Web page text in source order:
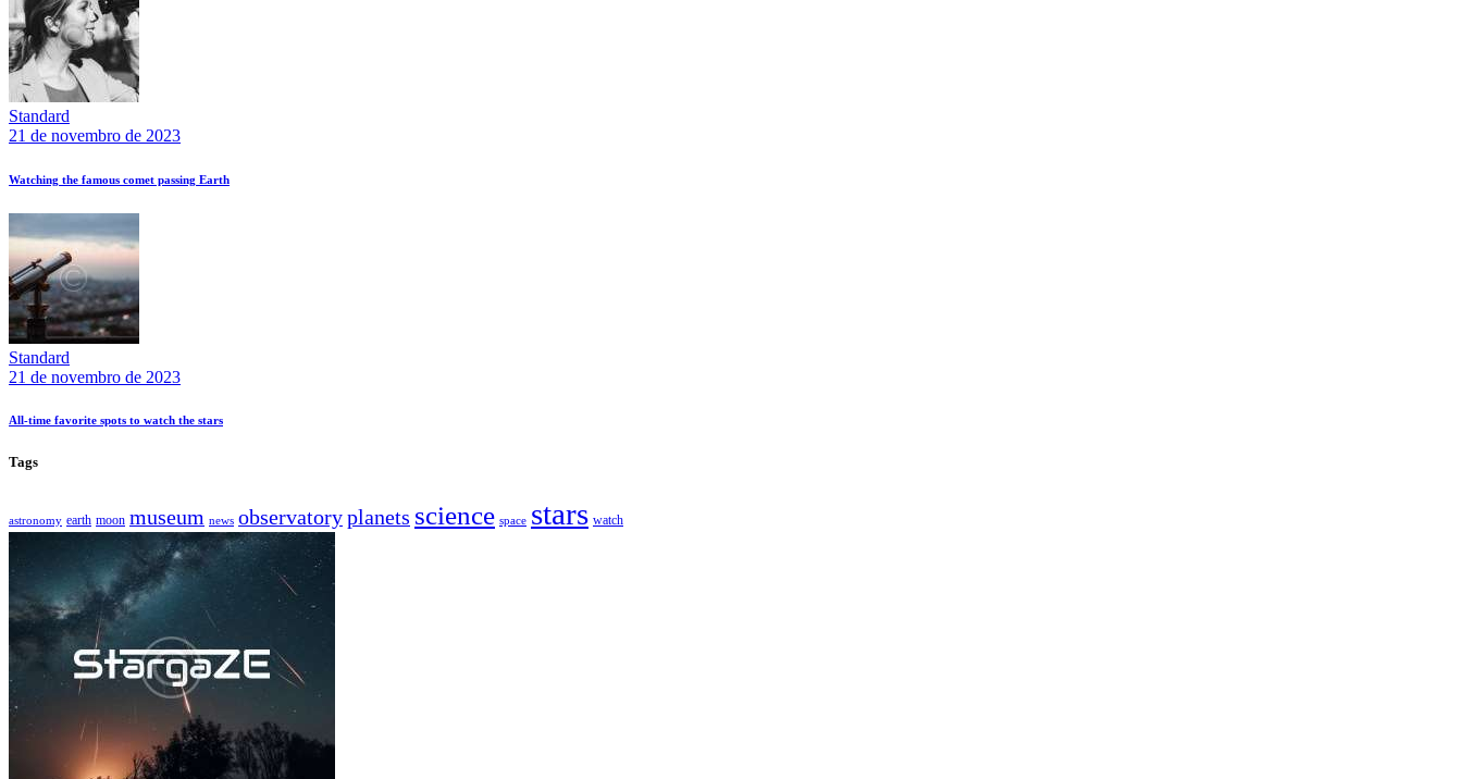
Standard
21 de novembro de 2023
Watching the famous comet passing Earth
Standard
21 de novembro de 2023
All-time favorite spots to watch the stars
Tags
astronomy earth moon museum news observatoryplanets science space stars watch